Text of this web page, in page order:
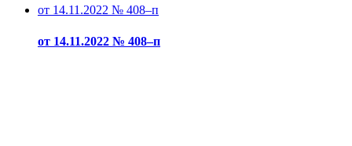
от 14.11.2022 № 408–п
от 14.11.2022 № 408–п